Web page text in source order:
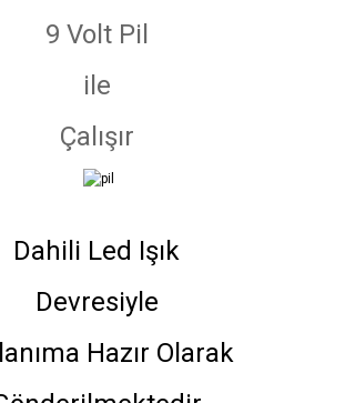
9 Volt Pil
ile
Çalışır
Dahili Led Işık
Devresiyle
Hazır Olarak